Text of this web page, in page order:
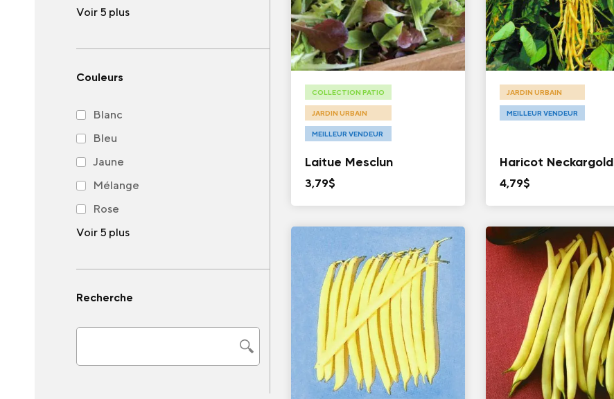
Voir 5 plus
Couleurs
Blanc
Bleu
Jaune
Mélange
Rose
Voir 5 plus
Recherche
COLLECTION PATIO
JARDIN URBAIN
MEILLEUR VENDEUR
Laitue Mesclun
3,79$
JARDIN URBAIN
MEILLEUR VENDEUR
Haricot Neckargold
4,79$